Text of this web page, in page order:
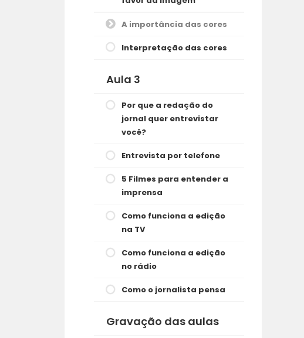
A importância das cores
Interpretação das cores
Aula 3
Por que a redação do
jornal quer entrevistar
você?
Entrevista por telefone
5 Filmes para entender a
imprensa
Como funciona a edição
na TV
Como funciona a edição
no rádio
Como o jornalista pensa
Gravação das aulas